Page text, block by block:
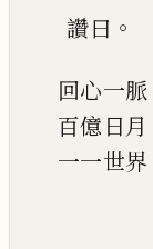
讚曰 。
回心一脈
百億日月
一一世界